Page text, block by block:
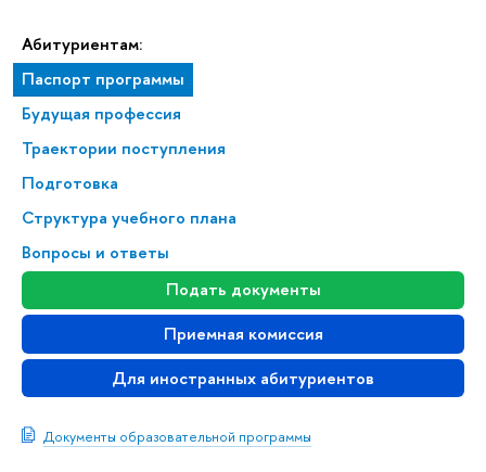
Абитуриентам:
Паспорт программы
Будущая профессия
Траектории поступления
Подготовка
Структура учебного плана
Вопросы и ответы
Подать документы
Приемная комиссия
Для иностранных абитуриентов
Документы образовательной программы